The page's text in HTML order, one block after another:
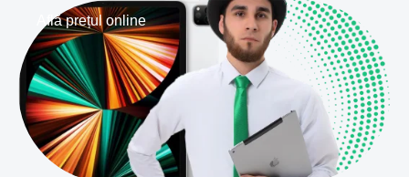
Află prețul online